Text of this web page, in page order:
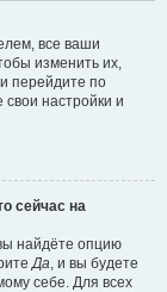
все ваши
изменить их,
перейдите по
настройки и
сейчас на
найдёте опцию
Да, и вы будете
себе. Для всех